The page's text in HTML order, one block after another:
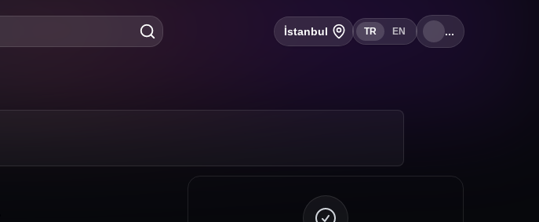
İstanbul TR EN ...